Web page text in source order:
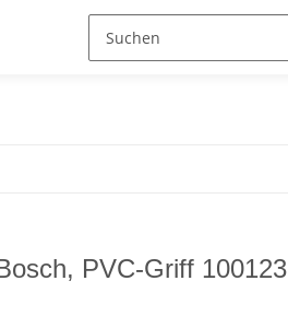
PVC-Griff 100123